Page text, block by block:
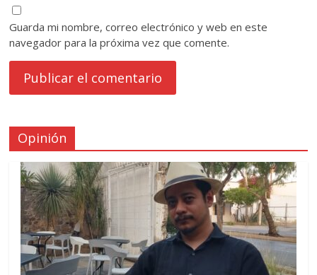
Guarda mi nombre, correo electrónico y web en este
navegador para la próxima vez que comente.
Opinión